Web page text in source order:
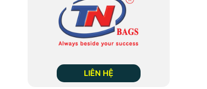
LIÊN HỆ